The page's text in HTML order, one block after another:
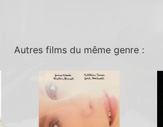
Autres films du même genre :